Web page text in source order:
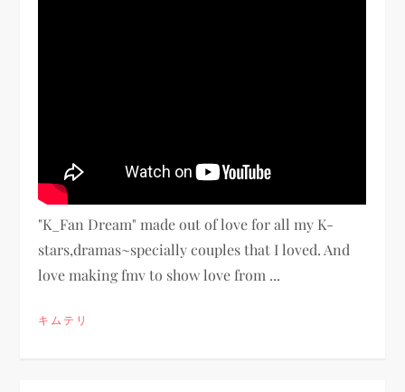
"K_Fan Dream" made out of love for all my K-
stars,dramas~specially couples that I loved. And
love making fmv to show love from ...
キムテリ